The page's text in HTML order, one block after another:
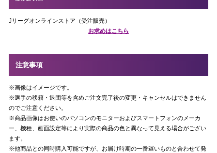
Jリーグオンラインストア（受注販売）
お求めはこちら
注意事項
※画像はイメージです。
※選手の移籍・退団等を含めご注文完了後の変更・キャンセルはできません
のでご注意ください。
※商品画像はお使いのパソコンのモニターおよびスマートフォンのメーカ
ー、機種、画面設定等により実際の商品の色と異なって見える場合がござい
ます。
※他商品との同時購入可能ですが、お届け時期の一番遅いものと合わせて発